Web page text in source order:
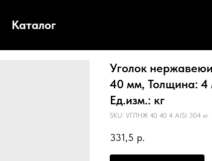
Каталог
Уголок
40 мм, Толщина: 4
Ед.изм.: кг
SKU: УГЛНЖ 40 40 4 AISI 304 кг
331,5 р.